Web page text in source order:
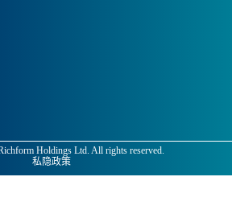
Holdings Ltd. All rights reserved.
私隐政策